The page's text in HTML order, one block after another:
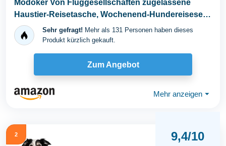
Modoker Von Fluggesellschaften zugelassene
Haustier-Reisetasche, Wochenend-Hundereiseset
für Hund...Sehr gefragt! Mehr als 131 Personen haben dieses
Produkt kürzlich gekauft.
Zum Angebot
Mehr anzeigen ⏷
2 9,4/10